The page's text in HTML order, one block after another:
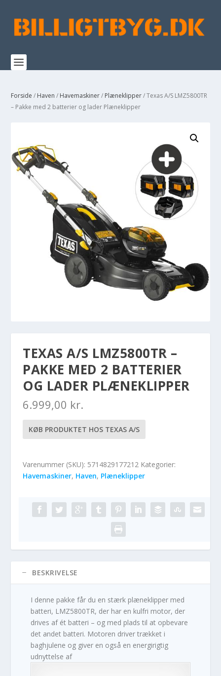
Forside / Haven / Havemaskiner/ Plæneklipper/ Texas A/S LMZ5800TR
– Pakke med 2 batterier og lader Plæneklipper
TEXAS A/S LMZ5800TR –
PAKKE MED 2 BATTERIER
OG LADER PLÆNEKLIPPER
6.999,00 kr.
KØB PRODUKTET HOS TEXAS A/S
Varenummer (SKU): 5714829177212 Kategorier:
Havemaskiner, Haven, Plæneklipper
BESKRIVELSE
I denne pakke får du en stærk plæneklipper med
batteri, LMZ5800TR, der har en kulfri motor, der
drives af ét batteri – og med plads til at opbevare
det andet batteri. Motoren driver trækket i
baghjulene og giver en også en energirigtig
udnyttelse af